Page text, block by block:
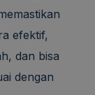
efektif,
dan bisa
dengan